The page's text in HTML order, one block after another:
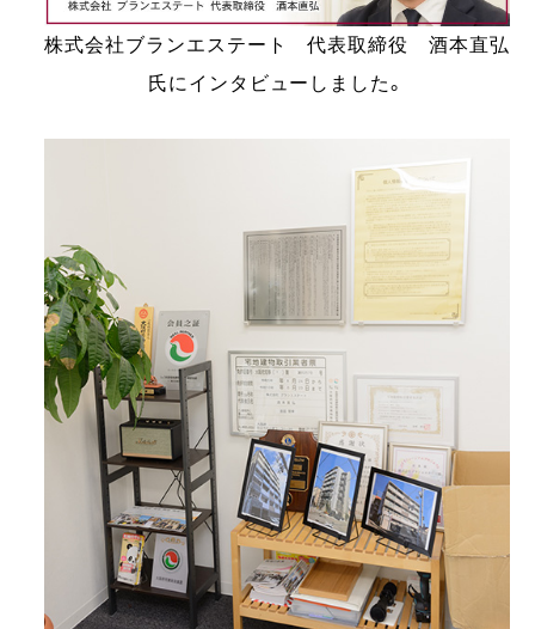
株式会社ブランエステート 代表取締役 酒本直弘
氏にインタビューしました。